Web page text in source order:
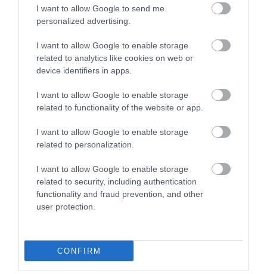
I want to allow Google to send me
personalized advertising.
I want to allow Google to enable storage
related to analytics like cookies on web or
device identifiers in apps.
I want to allow Google to enable storage
related to functionality of the website or app.
I want to allow Google to enable storage
related to personalization.
I want to allow Google to enable storage
related to security, including authentication
functionality and fraud prevention, and other
user protection.
CONFIRM
31.07.2026
Θερινές εκπτώσεις: Τι δείχνει το «ταμείο»